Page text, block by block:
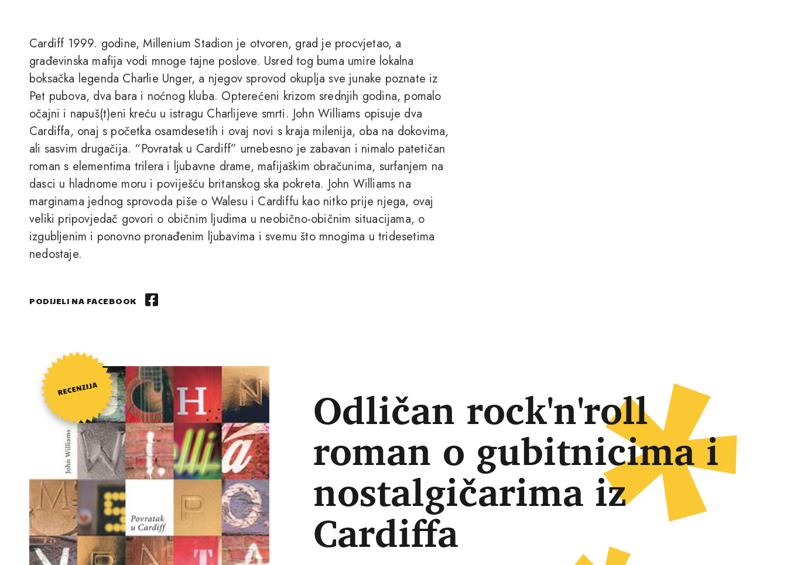
Cardiff 1999. godine, Millenium Stadion je otvoren, grad je procvjetao, a
građevinska mafija vodi mnoge tajne poslove. Usred tog buma umire lokalna
boksačka legenda Charlie Unger, a njegov sprovod okuplja sve junake poznate iz
Pet pubova, dva bara i noćnog kluba. Opterećeni krizom srednjih godina, pomalo
očajni i napuš(t)eni kreću u istragu Charlijeve smrti. John Williams opisuje dva
Cardiffa, onaj s početka osamdesetih i ovaj novi s kraja milenija, oba na dokovima,
ali sasvim drugačija. “Povratak u Cardiff” urnebesno je zabavan i nimalo patetičan
roman s elementima trilera i ljubavne drame, mafijaškim obračunima, surfanjem na
dasci u hladnome moru i poviješću britanskog ska pokreta. John Williams na
marginama jednog sprovoda piše o Walesu i Cardiffu kao nitko prije njega, ovaj
veliki pripovjedač govori o običnim ljudima u neobično-običnim situacijama, o
izgubljenim i ponovno pronađenim ljubavima i svemu što mnogima u tridesetima
nedostaje.
PODIJELI NA FACEBOOK
Odličan rock'n'roll
roman o gubitnicima i
nostalgičarima iz
Cardiffa